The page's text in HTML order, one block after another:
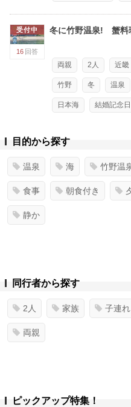
受付中
16 回答
冬に竹野温泉! 蟹料
両親 2人 近畿
竹野 冬 温泉
日本海 結婚記念日
目的から探す
温泉 海 竹野温
食事 朝食付き
静か
同行者から探す
2人 家族 子連れ
両親
ピックアップ特集！